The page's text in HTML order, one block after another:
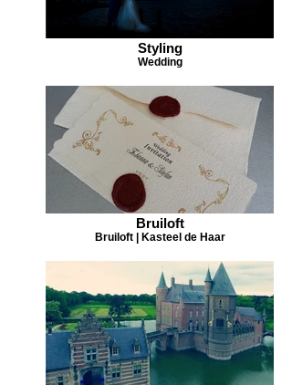
Styling
Wedding
Bruiloft
Bruiloft | Kasteel de Haar